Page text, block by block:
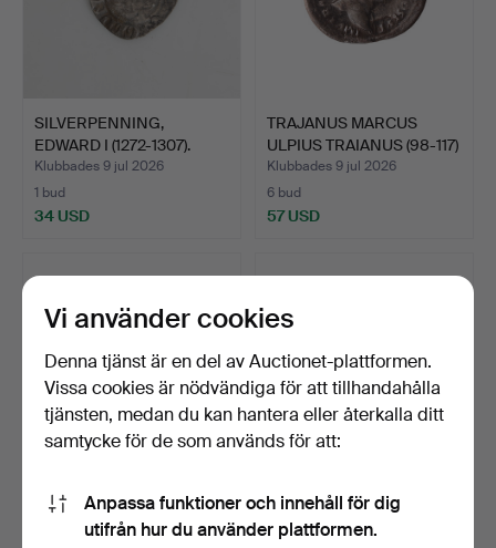
SILVERPENNING,
EDWARD I (1272-1307).
Klubbades 9 jul 2026
1 bud
34 USD
TRAJANUS MARCUS
ULPIUS TRAIANUS (98-117)
S…
Klubbades 9 jul 2026
6 bud
57 USD
EN ELIZABETH II
QUARTER SOVEREIGN.
Klubbades 9 jul 2026
TITUS FLAVIUS
VESPASIANUS (79-81
E.KR.) SI…
Klubbades 9 jul 2026
Vi använder cookies
Denna tjänst är en del av Auctionet-plattformen.
Vissa cookies är nödvändiga för att tillhandahålla
tjänsten, medan du kan hantera eller återkalla ditt
samtycke för de som används för att:
Anpassa funktioner och innehåll för dig
utifrån hur du använder plattformen.